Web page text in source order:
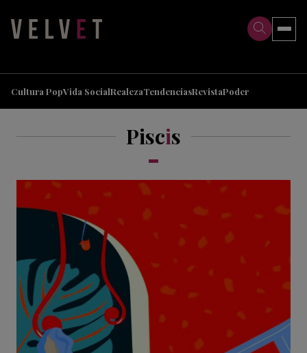
Cultura PopVida SocialRealezaTendenciasRevistaPoder
Piscis